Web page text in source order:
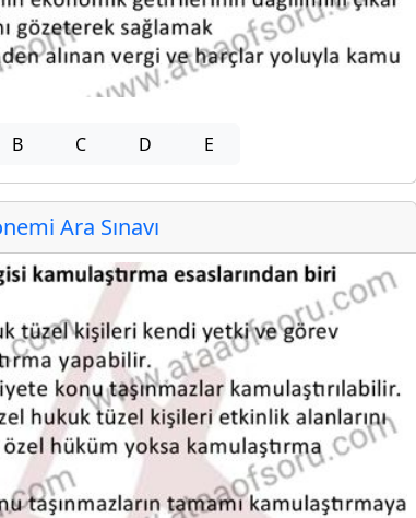
B C D E
Ara Sınavı